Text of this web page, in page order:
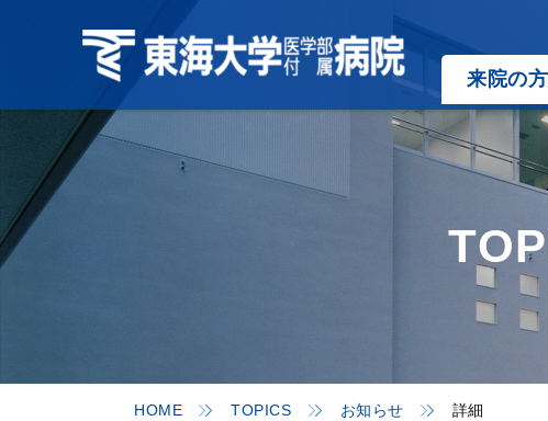
来院の
HOME TOPICS お知らせ 詳細